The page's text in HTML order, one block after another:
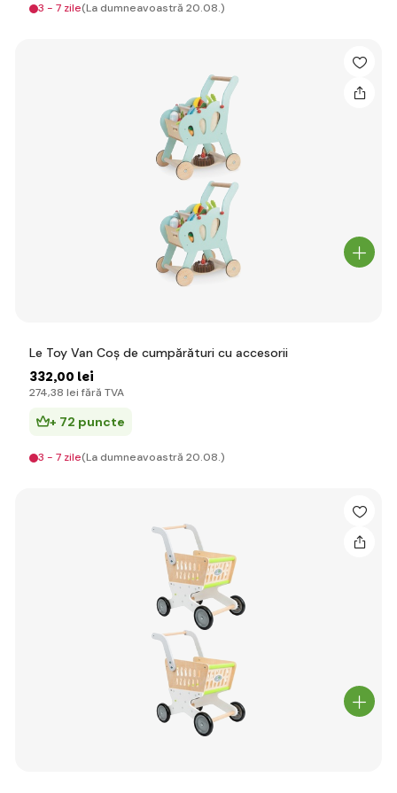
3 - 7 zile(La dumneavoastră 20.08.)
Le Toy Van Coș de cumpărături cu accesorii
332,00 lei
274,38 lei fără TVA
+ 72 puncte
3 - 7 zile(La dumneavoastră 20.08.)